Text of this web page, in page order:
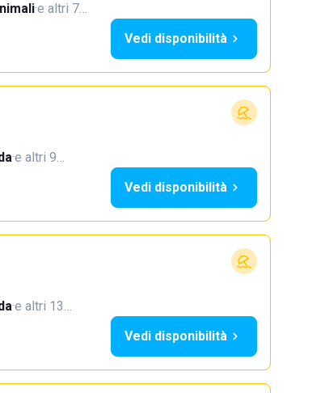
·e altri 7…
Vedi disponibilità
·e altri 9…
Vedi disponibilità
·e altri 13…
Vedi disponibilità